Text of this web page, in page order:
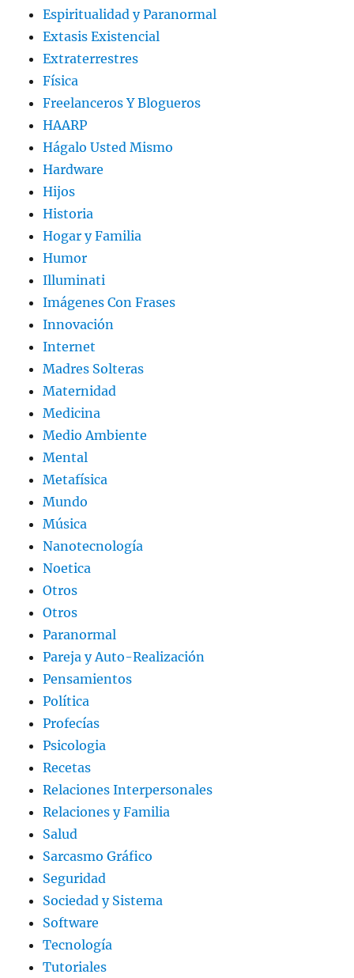
Espiritualidad y Paranormal
Extasis Existencial
Extraterrestres
Física
Freelanceros Y Blogueros
HAARP
Hágalo Usted Mismo
Hardware
Hijos
Historia
Hogar y Familia
Humor
Illuminati
Imágenes Con Frases
Innovación
Internet
Madres Solteras
Maternidad
Medicina
Medio Ambiente
Mental
Metafísica
Mundo
Música
Nanotecnología
Noetica
Otros
Otros
Paranormal
Pareja y Auto-Realización
Pensamientos
Política
Profecías
Psicologia
Recetas
Relaciones Interpersonales
Relaciones y Familia
Salud
Sarcasmo Gráfico
Seguridad
Sociedad y Sistema
Software
Tecnología
Tutoriales